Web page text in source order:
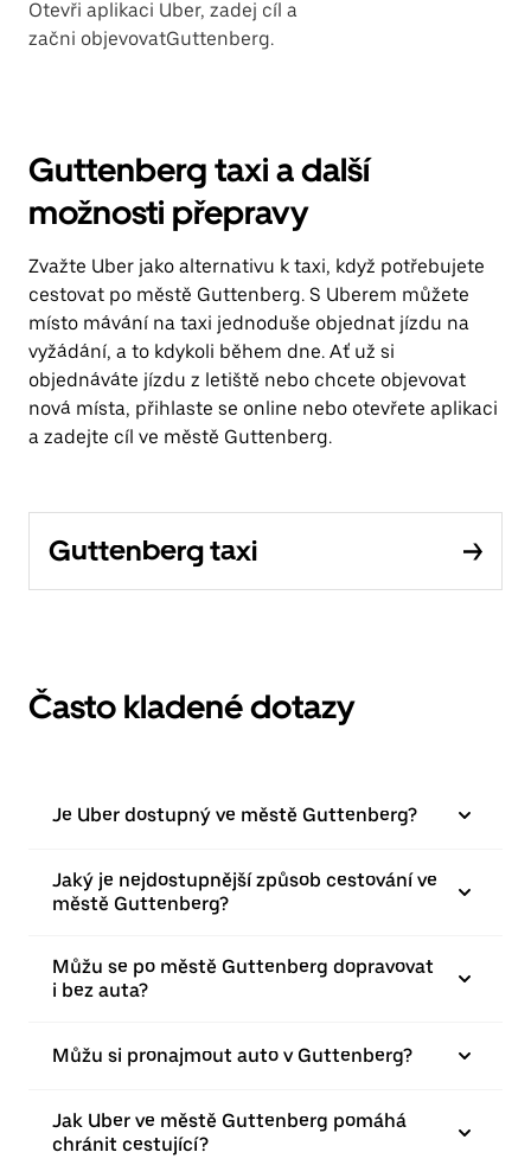
Otevři aplikaci Uber, zadej cíl a
začni objevovatGuttenberg.
Guttenberg taxi a další
možnosti přepravy
Zvažte Uber jako alternativu k taxi, když potřebujete
cestovat po městě Guttenberg. S Uberem můžete
místo mávání na taxi jednoduše objednat jízdu na
vyžádání, a to kdykoli během dne. Ať už si
objednáváte jízdu z letiště nebo chcete objevovat
nová místa, přihlaste se online nebo otevřete aplikaci
a zadejte cíl ve městě Guttenberg.
Guttenberg taxi
Často kladené dotazy
Je Uber dostupný ve městě Guttenberg?
Jaký je nejdostupnější způsob cestování ve
městě Guttenberg?
Můžu se po městě Guttenberg dopravovat
i bez auta?
Můžu si pronajmout auto v Guttenberg?
Jak Uber ve městě Guttenberg pomáhá
chránit cestující?